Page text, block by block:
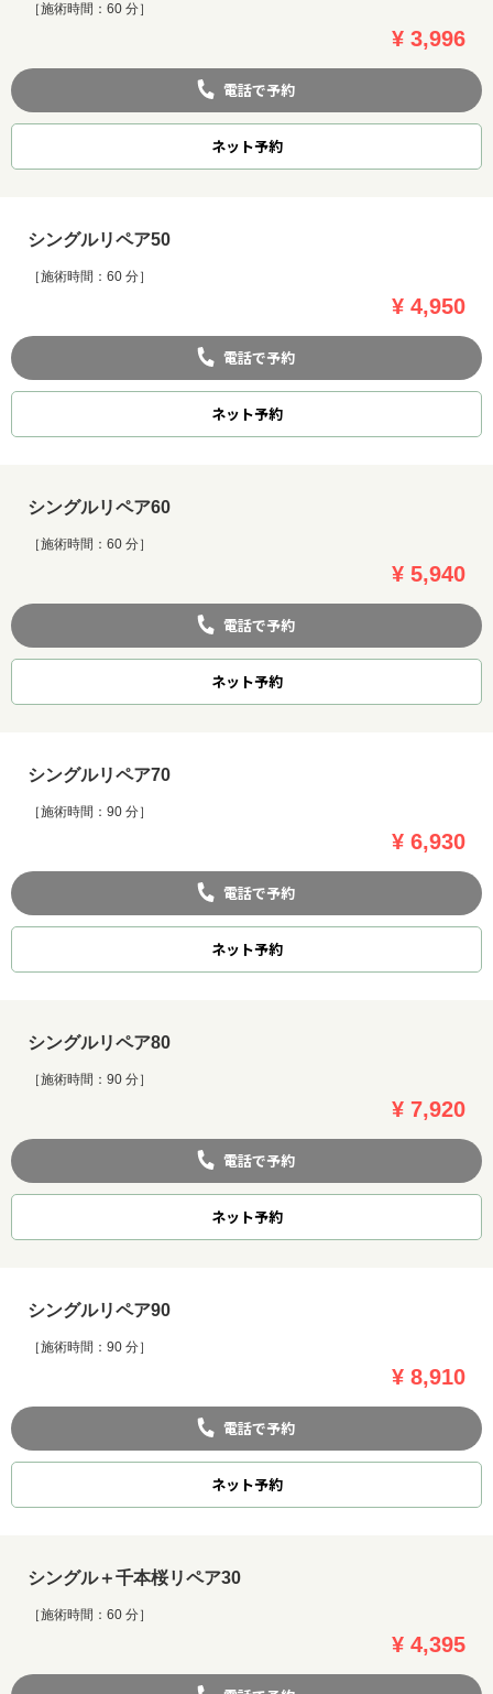
［施術時間：60 分］
¥ 3,996
電話で予約
ネット予約
シングルリペア50
［施術時間：60 分］
¥ 4,950
電話で予約
ネット予約
シングルリペア60
［施術時間：60 分］
¥ 5,940
電話で予約
ネット予約
シングルリペア70
［施術時間：90 分］
¥ 6,930
電話で予約
ネット予約
シングルリペア80
［施術時間：90 分］
¥ 7,920
電話で予約
ネット予約
シングルリペア90
［施術時間：90 分］
¥ 8,910
電話で予約
ネット予約
シングル＋千本桜リペア30
［施術時間：60 分］
¥ 4,395